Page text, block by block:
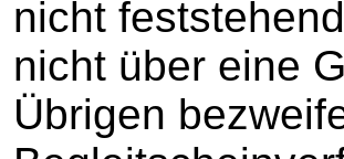
nicht
nicht über eine
Übrigen